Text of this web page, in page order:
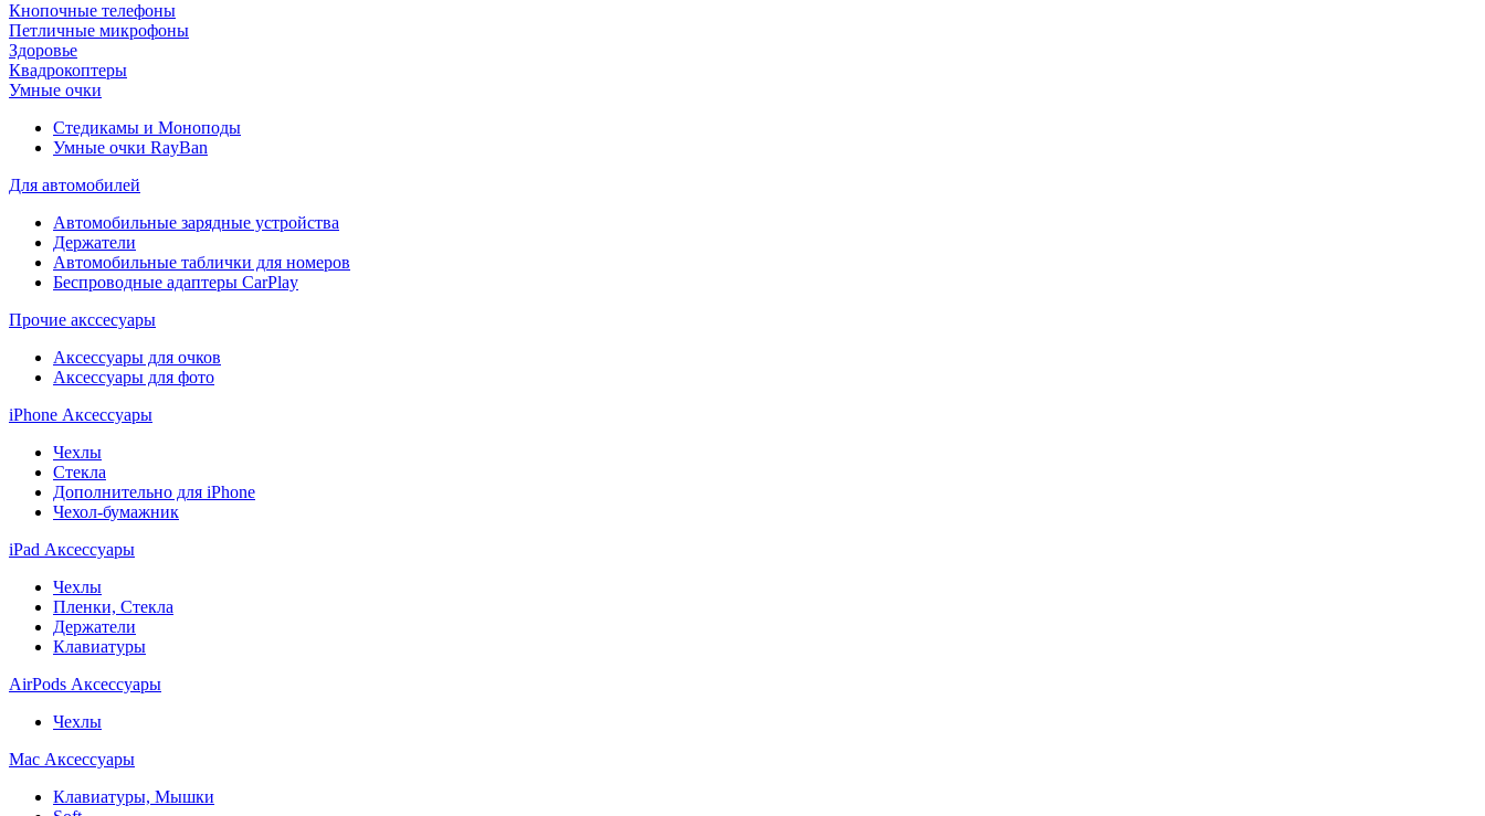
Кнопочные телефоны
Петличные микрофоны
Здоровье
Квадрокоптеры
Умные очки
Стедикамы и Моноподы
Умные очки RayBan
Для автомобилей
Автомобильные зарядные устройства
Держатели
Автомобильные таблички для номеров
Беспроводные адаптеры CarPlay
Прочие акссесуары
Аксессуары для очков
Аксессуары для фото
iPhone Аксессуары
Чехлы
Стекла
Дополнительно для iPhone
Чехол-бумажник
iPad Аксессуары
Чехлы
Пленки, Стекла
Держатели
Клавиатуры
AirPods Аксессуары
Чехлы
Mac Аксессуары
Клавиатуры, Мышки